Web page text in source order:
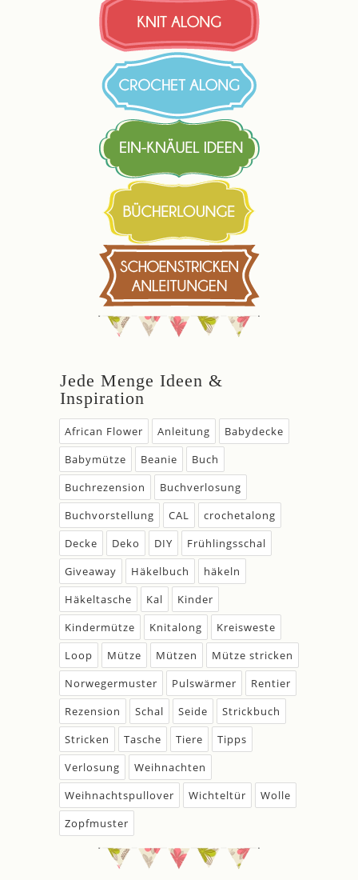
Jede Menge Ideen &
Inspiration
African Flower Anleitung
Babydecke
Babymütze
Beanie
Buch
Buchrezension
Buchverlosung
Buchvorstellung
CAL
crochetalong
Decke
Deko DIY
Frühlingsschal
Giveaway
Häkelbuch
häkeln
Häkeltasche
Kal
Kinder
Kindermütze
Knitalong
Kreisweste
Loop
Mütze Mützen
Mütze stricken
Norwegermuster
Pulswärmer
Rentier
Rezension
Schal Seide
Strickbuch
Stricken
Tasche Tiere
Tipps
Verlosung
Weihnachten
Weihnachtspullover
Wichteltür
Wolle
Zopfmuster